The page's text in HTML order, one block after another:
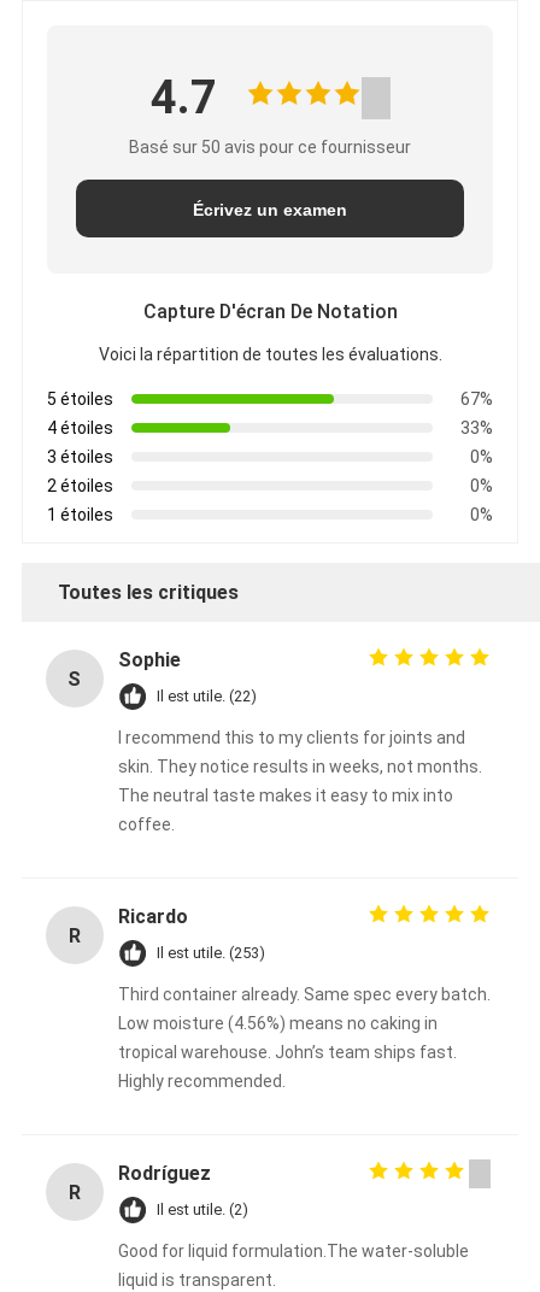
4.7
Basé sur 50 avis pour ce fournisseur
Écrivez un examen
Capture D'écran De Notation
Voici la répartition de toutes les évaluations.
5 étoiles
67%
4 étoiles
33%
3 étoiles
0%
2 étoiles
0%
1 étoiles
0%
Toutes les critiques
S
Sophie
Il est utile. (22)
I recommend this to my clients for joints and
skin. They notice results in weeks, not months.
The neutral taste makes it easy to mix into
coffee.
R
Ricardo
Il est utile. (253)
Third container already. Same spec every batch.
Low moisture (4.56%) means no caking in
tropical warehouse. John’s team ships fast.
Highly recommended.
R
Rodríguez
Il est utile. (2)
Good for liquid formulation.The water-soluble
liquid is transparent.